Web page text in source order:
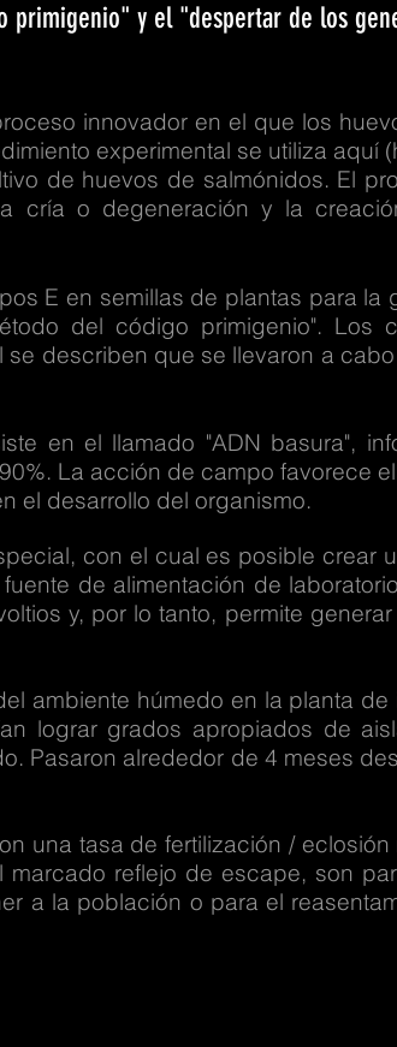
primigenio" y el "despertar de los
innovador en el que los
experimental se utiliza aquí
de huevos de salmónidos. El
cría o degeneración y la
E en semillas de plantas para la
del código primigenio". Los
describen que se llevaron a
en el llamado "ADN basura",
La acción de campo favorece
el desarrollo del organismo.
con el cual es posible crear
de alimentación de
y, por lo tanto, permite
ambiente húmedo en la planta
lograr grados apropiados de
Pasaron alrededor de 4 meses
una tasa de fertilización / eclosión
reflejo de escape, son
a la población o para el